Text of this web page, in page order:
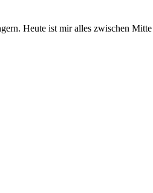
Heute ist mir alles zwischen